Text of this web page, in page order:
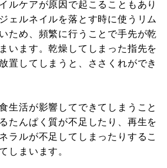
ルケアが原因で起こることもあり
ェルネイルを落とす時に使うリム
ため、頻繁に行うことで手先が乾
います。乾燥してしまった指先を
置してしまうと、ささくれができ
生活が影響してできてしまうこと
たんぱく質が不足したり、再生を
ラルが不足してしまったりするこ
しまいます。